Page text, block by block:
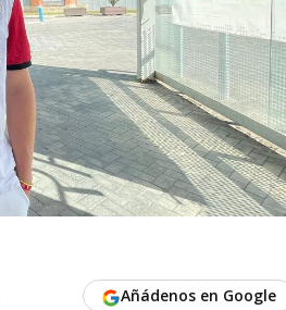
Añádenos en Google